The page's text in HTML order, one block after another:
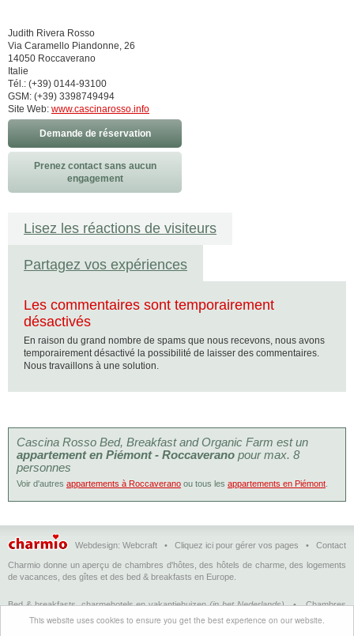
This website uses cookies to ensure you get the best experience on our website.
Judith Rivera Rosso
Via Caramello Piandonne, 26
14050 Roccaverano
Italie
Tél.: (+39) 0144-93100
GSM: (+39) 3398749494
Site Web: www.cascinarosso.info
Demande de réservation
Prenez contact sans aucun
engagement
Lisez les réactions de visiteurs
Partagez vos expériences
Les commentaires sont temporairement
désactivés
En raison du grand nombre de spams que nous recevons, nous avons
temporairement désactivé la possibilité de laisser des commentaires.
Nous travaillons à une solution.
Cascina Rosso Bed, Breakfast and Organic Farm est un
appartement en Piémont - Roccaverano pour max. 8
personnes
Voir d'autres appartements à Roccaverano ou tous les appartements en Piémont
Webdesign: Webcraft • Cliquez ici pour gérer vos pages • Contact
Charmio donne un aperçu de chambres d'hôtes, des hôtels de charme, des logements
de vacances, des gîtes et des bed & breakfasts en Europe.
Bed & breakfasts, charmehotels en vakantiehuizen (in het Nederlands)•Chambres
d'hôtes, hôtels de charme et logements de vacances
(en français) •
breakfasts, charming hotels and holiday accommodations